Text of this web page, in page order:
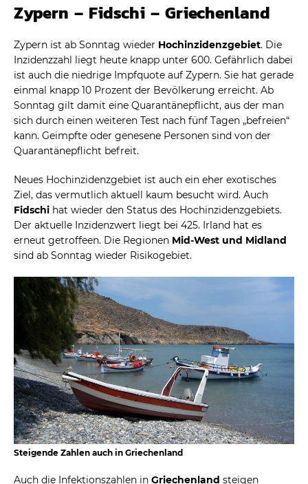
Zypern – Fidschi – Griechenland
Zypern ist ab Sonntag wieder Hochinzidenzgebiet. Die
Inzidenzzahl liegt heute knapp unter 600. Gefährlich dabei
ist auch die niedrige Impfquote auf Zypern. Sie hat gerade
einmal knapp 10 Prozent der Bevölkerung erreicht. Ab
Sonntag gilt damit eine Quarantänepflicht, aus der man
sich durch einen weiteren Test nach fünf Tagen „befreien“
kann. Geimpfte oder genesene Personen sind von der
Quarantänepflicht befreit.
Neues Hochinzidenzgebiet ist auch ein eher exotisches
Ziel, das vermutlich aktuell kaum besucht wird. Auch
Fidschi hat wieder den Status des Hochinzidenzgebiets.
Der aktuelle Inzidenzwert liegt bei 425. Irland hat es
erneut getroffeen. Die Regionen Mid-West und Midland
sind ab Sonntag wieder Risikogebiet.
Steigende Zahlen auch in Griechenland
Auch die Infektionszahlen in Griechenland steigen